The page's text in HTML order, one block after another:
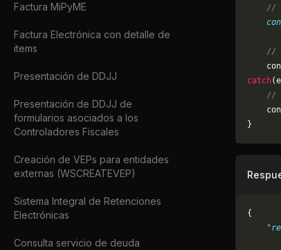
Factura MiPyME
Factura Electrónica con detalle de
items
Presentación de DDJJ
Presentación de DDJJ de
formularios asociados a los
Controladores Fiscales
Creación de VEPs para entidades
externas (WSCREATEVEP)
Sistema Integral de Retenciones
Electrónicas
Consulta servicio de deuda
//
//
catch
//
}
{